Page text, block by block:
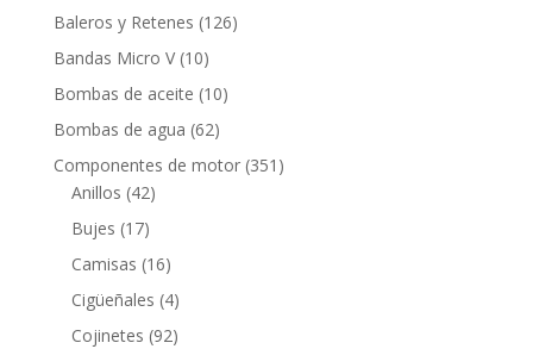
productos
Baleros y Retenes 126126
Bandas Micro V 1010
productos
Bombas de aceite 1010
Bombas de agua 6262
productos
Componentes de motor 351 351
Anillos 4242
Bujes 1717
productos
Camisas 1616
productos
Cigüeñales 44
productos
Cojinetes 9292